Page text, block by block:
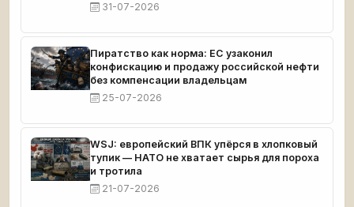
31-07-2026
Пиратство как норма: ЕС узаконил
конфискацию и продажу российской нефти
без компенсации владельцам
25-07-2026
WSJ: европейский ВПК упёрся в хлопковый
тупик — НАТО не хватает сырья для пороха
и тротила
21-07-2026